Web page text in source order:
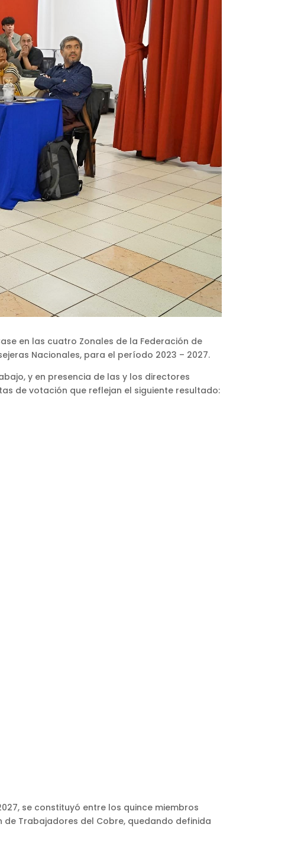
en las cuatro Zonales de la Federación de
Nacionales, para el período 2023 – 2027.
y en presencia de las y los directores
de votación que reflejan el siguiente resultado:
se constituyó entre los quince miembros
de Trabajadores del Cobre, quedando definida